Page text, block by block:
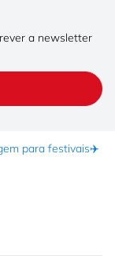
a newsletter
para festivais✈️